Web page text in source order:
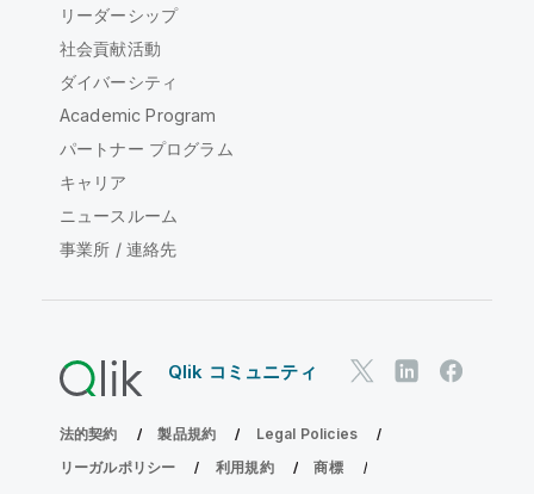
リーダーシップ
社会貢献活動
ダイバーシティ
Academic Program
パートナー プログラム
キャリア
ニュースルーム
事業所 / 連絡先
Qlik コミュニティ
法的契約 製品規約
Legal Policies
リーガルポリシー
利用規約
商標